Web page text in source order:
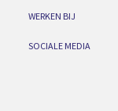
WERKEN BIJ
SOCIALE MEDIA